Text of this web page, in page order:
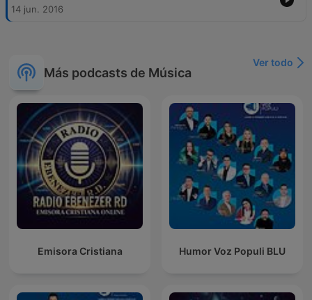
14 jun. 2016
Más podcasts de Música
Ver todo
Emisora Cristiana Humor Voz Populi BLU